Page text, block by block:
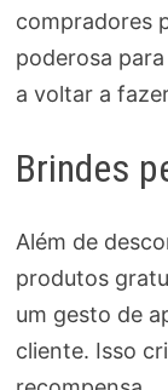
compradores
poderosa
a voltar a
Brindes
Além de
produtos
um gesto de
cliente. Isso